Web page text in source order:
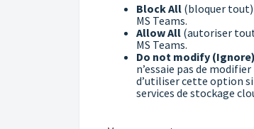
Block All (bloquer tout)
MS Teams.
Allow All (autoriser
MS Teams.
Do not modify (Ignore)
n’essaie pas de
d’utiliser cette option
services de stockage